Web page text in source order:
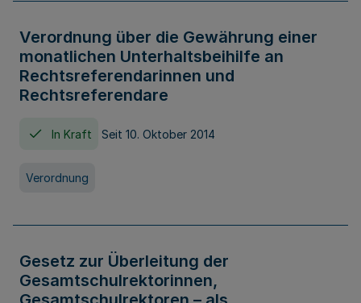
Verordnung über die Gewährung einer
monatlichen Unterhaltsbeihilfe an
Rechtsreferendarinnen und
Rechtsreferendare
In Kraft Seit 10. Oktober 2014
Verordnung
Gesetz zur Überleitung der
Gesamtschulrektorinnen,